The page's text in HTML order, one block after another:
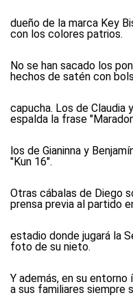
dueño de la marca Key
con los colores patrios.
No se han sacado los
hechos de satén con
capucha. Los de Claudia
espalda la frase
los de Gianinna y
"Kun 16".
Otras cábalas de Diego
prensa previa al partido
estadio donde jugará la
foto de su nieto.
Y además, en su
a sus familiares siempre